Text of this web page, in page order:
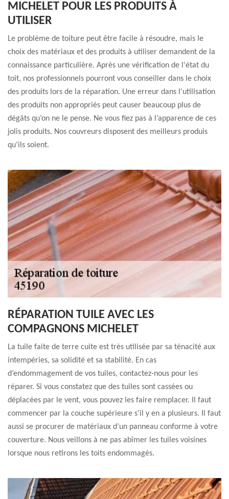
MICHELET POUR LES PRODUITS À
UTILISER
Le problème de toiture peut être facile à résoudre, mais le
choix des matériaux et des produits à utiliser demandent de la
connaissance particulière. Après une vérification de l'état du
toit, nos professionnels pourront vous conseiller dans le choix
des produits lors de la réparation. Une erreur dans l'utilisation
des produits non appropriés peut causer beaucoup plus de
dégâts qu’on ne le pense. Ne vous fiez pas à l’apparence de ces
jolis produits. Nos couvreurs disposent des meilleurs produis
qu’ils soient.
RÉPARATION TUILE AVEC LES
COMPAGNONS MICHELET
La tuile faite de terre cuite est très utilisée par sa ténacité aux
intempéries, sa solidité et sa stabilité. En cas
d’endommagement de vos tuiles, contactez-nous pour les
réparer. Si vous constatez que des tuiles sont cassées ou
déplacées par le vent, vous pouvez les faire remplacer. Il faut
commencer par la couche supérieure s'il y en a plusieurs. Il faut
aussi se procurer de matériaux d’un panneau conforme à votre
couverture. Nous veillons à ne pas abîmer les tuiles voisines
lorsque nous retirons les toits endommagés.